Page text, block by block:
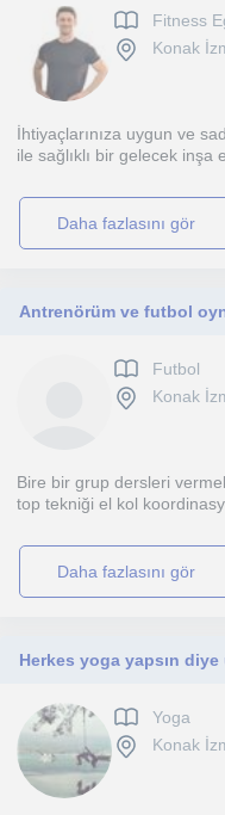
Fitness
Konak
İhtiyaçlarınıza uygun ve
ile sağlıklı bir gelecek inşa
daha fazlasını gör
Futbol
Konak
Bire bir grup dersleri
top tekniği el kol
daha fazlasını gör
Herkes yoga yapsın
Yoga
Konak